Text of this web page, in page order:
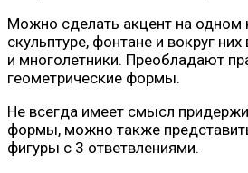
Можно сделать акцент на одном
скульптуре, фонтане и вокруг
и многолетники. Преобладают
геометрические формы.
Не всегда имеет смысл
формы, можно также
фигуры с 3 ответвлениями.